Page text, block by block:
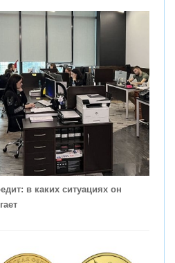
в каких ситуациях он